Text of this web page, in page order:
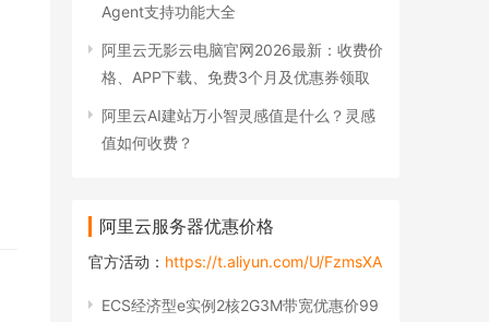
Agent支持功能大全
阿里云无影云电脑官网2026最新：收费价
格、APP下载、免费3个月及优惠券领取
阿里云AI建站万小智灵感值是什么？灵感
值如何收费？
阿里云服务器优惠价格
官方活动： https://t.aliyun.com/U/FzmsXA
ECS经济型e实例2核2G3M带宽优惠价99